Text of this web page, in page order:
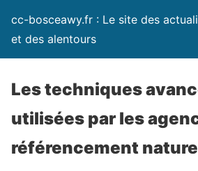
cc-bosceawy.fr : Le site des
et des alentours
Les techniques
utilisées par les
référencement